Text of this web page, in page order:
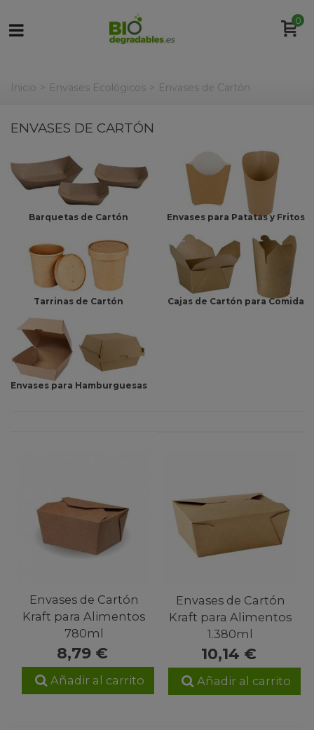
0
Inicio > Envases Ecológicos > Envases de Cartón
ENVASES DE CARTÓN
Barquetas de Cartón Envases para Patatas y Fritos
Tarrinas de Cartón Cajas de Cartón para Comida
Envases para Hamburguesas
Envases de Cartón
Kraft para Alimentos
780ml
8,79 €
Añadir al carrito
Envases de Cartón
Kraft para Alimentos
1.380ml
10,14 €
Añadir al carrito